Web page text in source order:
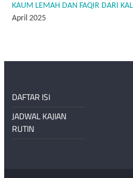
KAUM LEMAH DAN FAQIR DARI
April 2025
DAFTAR ISI
JADWAL KAJIAN
RUTIN